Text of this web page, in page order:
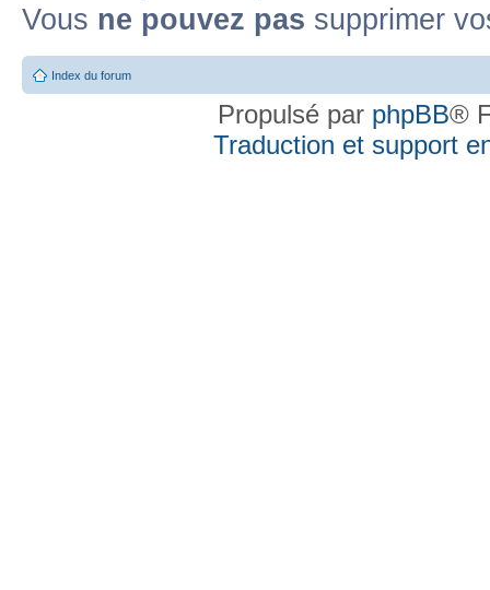
Vous ne pouvez pas supprimer
Index du forum
Propulsé par phpBB®
Traduction et support